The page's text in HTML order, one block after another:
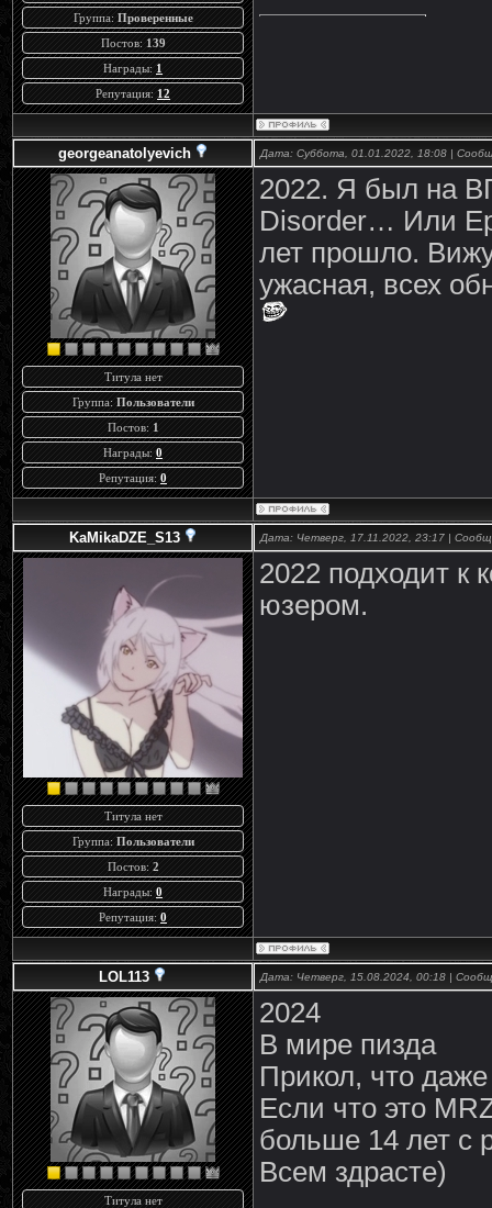
Группа: Проверенные
Постов: 139
Награды: 1
Репутация: 12
georgeanatolyevich Дата: Суббота, 01.01.2022, 18:08 |
Титула нет
Группа: Пользователи
Постов: 1
Награды: 0
Репутация: 0
2022. Я был на
Disorder… Или
лет прошло.
ужасная, всех
KaMikaDZE_S13 Дата: Четверг, 17.11.2022, 23:17 |
Титула нет
Группа: Пользователи
Постов: 2
Награды: 0
Репутация: 0
2022 подходит к
юзером.
LOL113 Дата: Четверг, 15.08.2024, 00:18 |
Титула нет
2024
В мире пизда
Прикол, что
Если что это
больше 14 лет с
Всем здрасте)